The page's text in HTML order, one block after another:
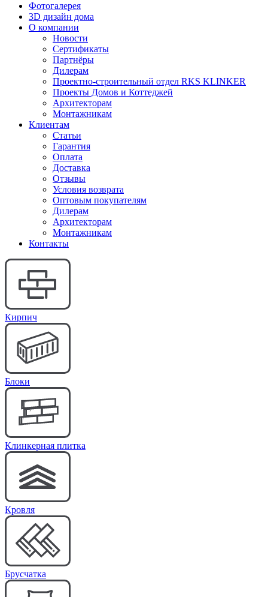
Фотогалерея
3D дизайн дома
О компании
Новости
Сертификаты
Партнёры
Дилерам
Проектно-строительный отдел RKS KLINKER
Проекты Домов и Коттеджей
Архитекторам
Монтажникам
Клиентам
Статьи
Гарантия
Оплата
Доставка
Отзывы
Условия возврата
Оптовым покупателям
Дилерам
Архитекторам
Монтажникам
Контакты
Кирпич
Блоки
Клинкерная плитка
Кровля
Брусчатка